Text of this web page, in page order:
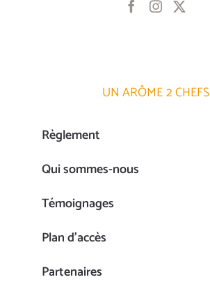
UN ARÔME 2 CHEFS
Règlement
Qui sommes-nous
Témoignages
Plan d’accès
Partenaires